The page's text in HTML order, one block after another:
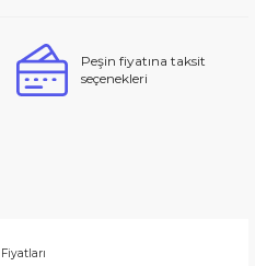
Peşin fiyatına taksit
seçenekleri